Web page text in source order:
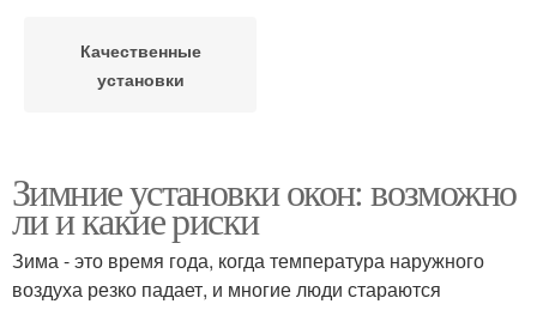
Качественные
установки
Зимние установки окон: возможно
ли и какие риски
Зима - это время года, когда температура наружного
воздуха резко падает, и многие люди стараются